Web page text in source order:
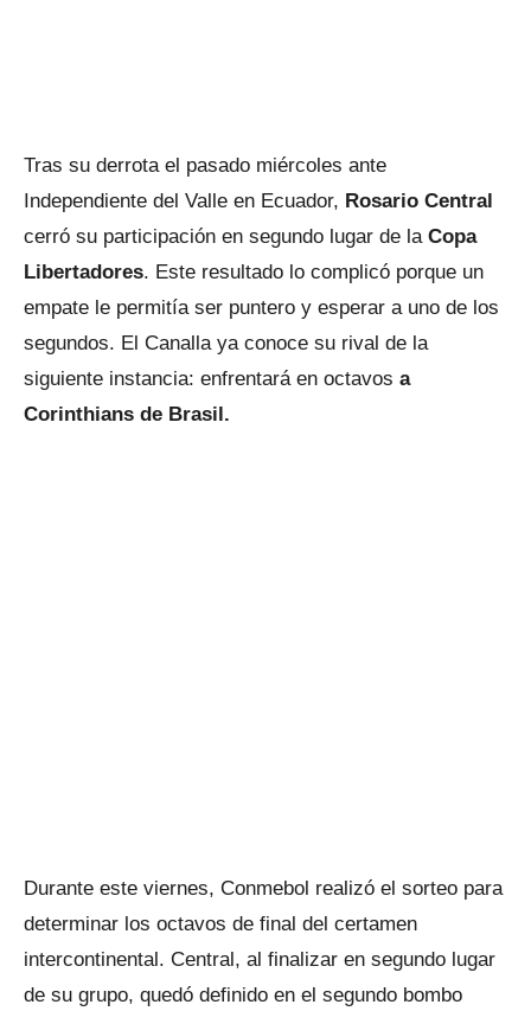
Tras su derrota el pasado miércoles ante
Independiente del Valle en Ecuador, Rosario Central
cerró su participación en segundo lugar de la Copa
Libertadores. Este resultado lo complicó porque un
empate le permitía ser puntero y esperar a uno de los
segundos. El Canalla ya conoce su rival de la
siguiente instancia: enfrentará en octavos a
Corinthians de Brasil.
Durante este viernes, Conmebol realizó el sorteo para
determinar los octavos de final del certamen
intercontinental. Central, al finalizar en segundo lugar
de su grupo, quedó definido en el segundo bombo